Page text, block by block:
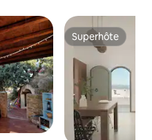
Superhôte
Superhôte